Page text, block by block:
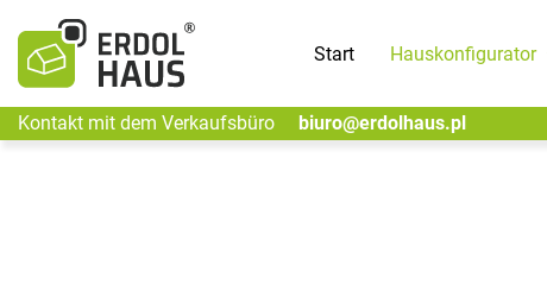
Start Hauskonfigurator
Kontakt mit dem Verkaufsbüro biuro@erdolhaus.pl